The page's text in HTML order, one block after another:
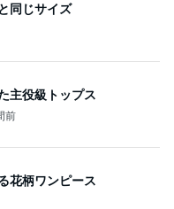
主役級トップス
花柄ワンピース
わず二度見